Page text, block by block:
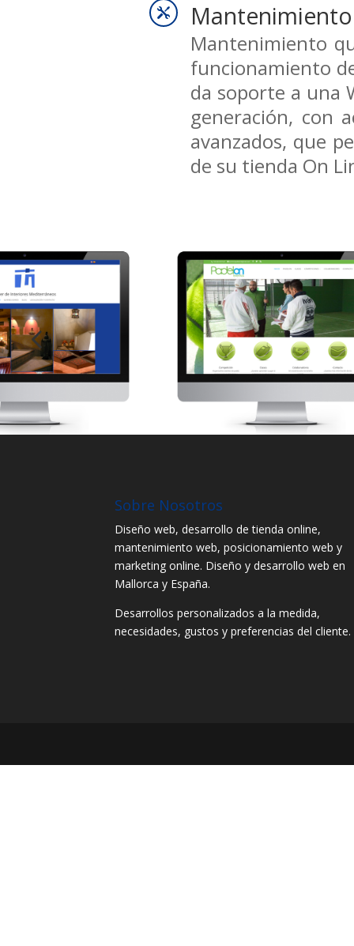

Mantenimiento
funcionamiento
da soporte a una
generación, con
avanzados, que
de su tienda On
Sobre Nosotros
Diseño web, desarrollo de tienda online,
mantenimiento web, posicionamiento web y
marketing online. Diseño y desarrollo web en
Mallorca y España.
Desarrollos personalizados a la medida,
necesidades, gustos y preferencias del cliente.